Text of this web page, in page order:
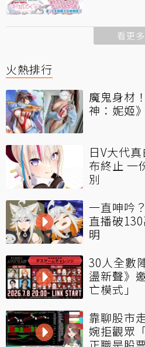
看更多
火熱排行
魔鬼身材
神：妮姬
日V大代
布終止 一
別
一直呻吟
直播破
明
30人全數
盪新聲》
亡模式」
靠聊股市
婉拒觀眾